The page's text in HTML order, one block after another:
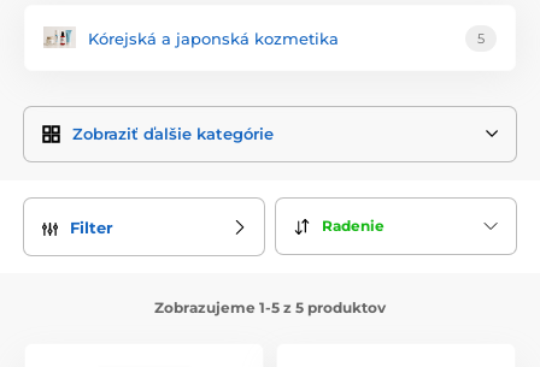
starostlivosti – spája pokročilé dermatologické technológie s
kreativitou. Formuly často obsahujú patentované komplexy
maskami a intenzívne hydratačnými krémami.
Obľúbené produkty
centellou asiatica (tigrova tráva), ktorý upokojuje
začervenanie a posilňuje kožnú bariéru.
Dr. Jart+ Ceramidin Cream
– Bohatý hydratačný krém s
ceramidmi, ktorý chráni pleť pred vysušovaním a podporuje
Kórejská a japonská kozmetika 5
Zobraziť ďalšie kategórie
Filter Radenie
Zobrazujeme 1-5 z 5 produktov